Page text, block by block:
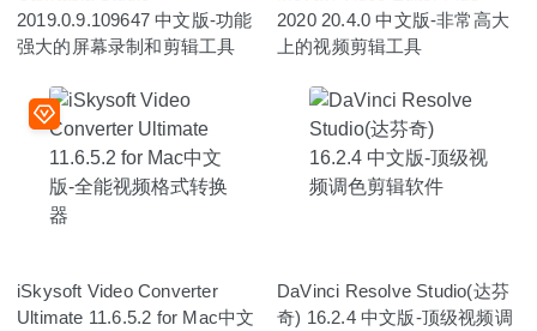
2019.0.9.109647 中文版-功能
强大的屏幕录制和剪辑工具
2020 20.4.0 中文版-非常高大
上的视频剪辑工具
iSkysoft Video Converter
Ultimate 11.6.5.2 for Mac中文
DaVinci Resolve Studio(达芬
奇) 16.2.4 中文版-顶级视频调